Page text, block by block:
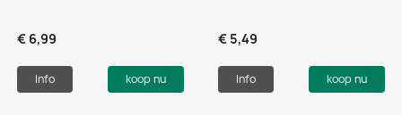
€ 6,99
Info koop nu
€ 5,49
Info koop nu